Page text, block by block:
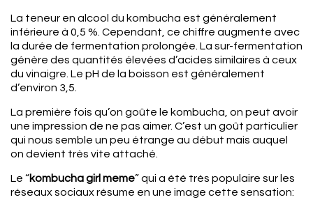
La teneur en alcool du kombucha est généralement
inférieure à 0,5 %. Cependant, ce chiffre augmente avec
la durée de fermentation prolongée. La sur-fermentation
génère des quantités élevées d’acides similaires à ceux
du vinaigre. Le pH de la boisson est généralement
d’environ 3,5.
La première fois qu’on goûte le kombucha, on peut avoir
une impression de ne pas aimer. C’est un goût particulier
qui nous semble un peu étrange au début mais auquel
on devient très vite attaché.
Le “kombucha girl meme” qui a été très populaire sur les
réseaux sociaux résume en une image cette sensation: